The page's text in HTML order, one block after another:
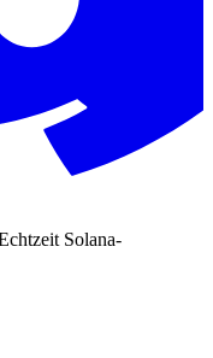
Solana-